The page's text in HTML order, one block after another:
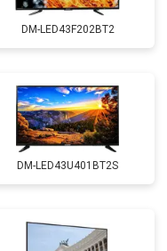
DM-LED43F202BT2
DM-LED43U401BT2S